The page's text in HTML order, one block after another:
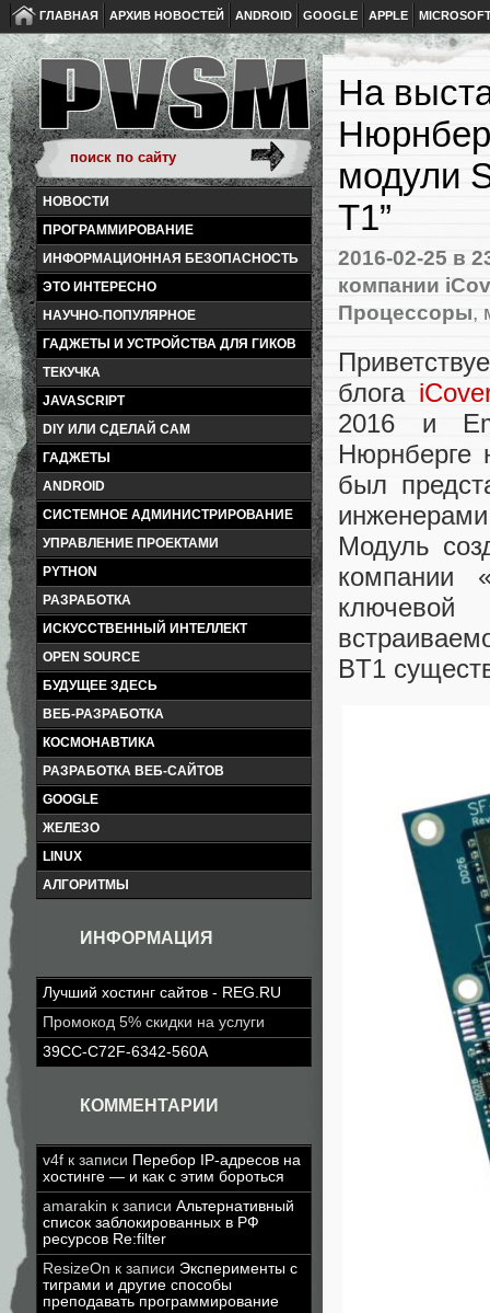
ГЛАВНАЯ АРХИВ НОВОСТЕЙ ANDROID GOOGLE APPLE
НОВОСТИ
ПРОГРАММИРОВАНИЕ
ИНФОРМАЦИОННАЯ БЕЗОПАСНОСТЬ
ЭТО ИНТЕРЕСНО
НАУЧНО-ПОПУЛЯРНОЕ
ГАДЖЕТЫ И УСТРОЙСТВА ДЛЯ ГИКОВ
ТЕКУЧКА
JAVASCRIPT
DIY ИЛИ СДЕЛАЙ САМ
ГАДЖЕТЫ
ANDROID
СИСТЕМНОЕ АДМИНИСТРИРОВАНИЕ
УПРАВЛЕНИЕ ПРОЕКТАМИ
PYTHON
РАЗРАБОТКА
ИСКУССТВЕННЫЙ ИНТЕЛЛЕКТ
OPEN SOURCE
БУДУЩЕЕ ЗДЕСЬ
ВЕБ-РАЗРАБОТКА
КОСМОНАВТИКА
РАЗРАБОТКА ВЕБ-САЙТОВ
GOOGLE
ЖЕЛЕЗО
LINUX
АЛГОРИТМЫ
ИНФОРМАЦИЯ
Лучший хостинг сайтов - REG.RU
Промокод 5% скидки на услуги
39CC-C72F-6342-560A
КОММЕНТАРИИ
v4f к записи Перебор IP-адресов на
хостинге — и как с этим бороться
amarakin к записи Альтернативный
список заблокированных в РФ
ресурсов Re:filter
ResizeOn к записи Эксперименты с
тиграми и другие способы
преподавать программирование
На
модули
Т1”
2016-02-25 в
компании
Процессоры,
блога
2016 и
Нюрнберге
был
Модуль
компании
ключевой
BT1